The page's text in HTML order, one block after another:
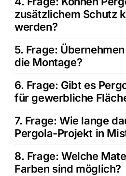
zusätzlichem Schutz
werden?
5. Frage:
die Montage?
6. Frage: Gibt es
für gewerbliche
7. Frage: Wie lange
Pergola-Projekt in
8. Frage: Welche
Farben sind möglich?